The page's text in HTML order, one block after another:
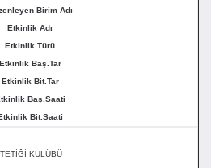
Birim Adı
Etkinlik Adı
Etkinlik Türü
Etkinlik Baş.Tar
Etkinlik Bit.Tar
Baş.Saati
Bit.Saati
KULÜBÜ